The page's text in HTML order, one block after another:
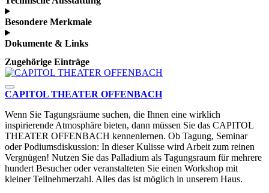
Besondere Merkmale
Dokumente & Links
Zugehörige Einträge
CAPITOL THEATER OFFENBACH
Wenn Sie Tagungsräume suchen, die Ihnen eine wirklich
inspirierende Atmosphäre bieten, dann müssen Sie das CAPITOL
THEATER OFFENBACH kennenlernen. Ob Tagung, Seminar
oder Podiumsdiskussion: In dieser Kulisse wird Arbeit zum reinen
Vergnügen! Nutzen Sie das Palladium als Tagungsraum für mehrere
hundert Besucher oder veranstalteten Sie einen Workshop mit
kleiner Teilnehmerzahl. Alles das ist möglich in unserem Haus.